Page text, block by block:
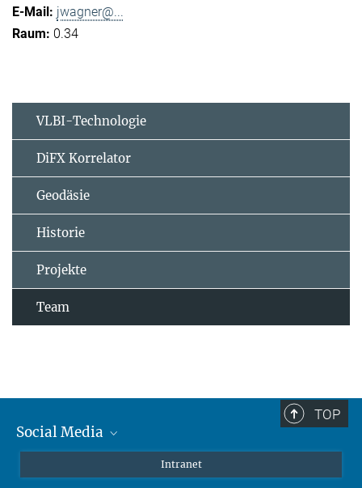
jwagner@...
0.34
VLBI-Technologie
DiFX Korrelator
Geodäsie
Historie
Projekte
Team
TOP
Social Media
Intranet